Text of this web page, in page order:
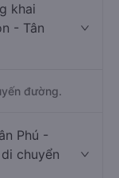
khai
- Tân
đường.
Phú -
chuyển